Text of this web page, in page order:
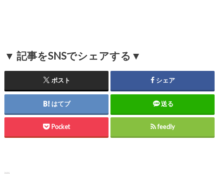
▼ 記事をSNSでシェアする▼
ポスト シェア
はてブ 送る
Pocket feedly